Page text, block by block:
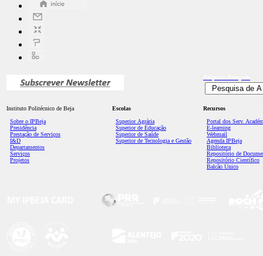
Instituto Politécnico de Beja
Sobre o IPBeja
Presidência
Prestação de Serviços
I&D
Departamentos
Serviços
Projetos
Escolas
Superior Agrária
Superior de Educação
Superior de Saúde
Superior de Tecnologia e Gestão
Recursos
Portal dos Serv.
E-learning
Webmail
Agenda IPBeja
Biblioteca
Repositório de
Repositório Científico
Balcão Único